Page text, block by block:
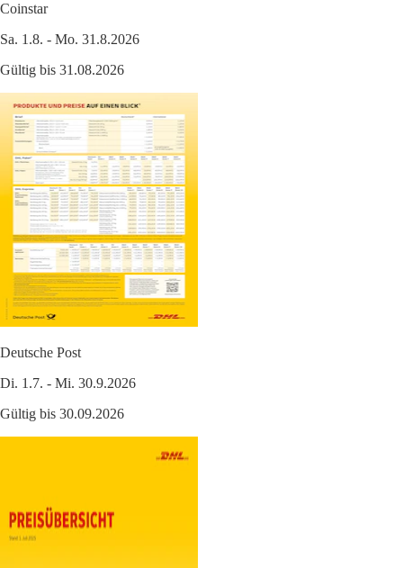
Coinstar
Sa. 1.8. - Mo. 31.8.2026
Gültig bis 31.08.2026
Deutsche Post
Di. 1.7. - Mi. 30.9.2026
Gültig bis 30.09.2026